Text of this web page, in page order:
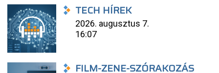
TECH HÍREK
2026. augusztus 7.
16:07
FILM-ZENE-SZÓRAKOZÁS